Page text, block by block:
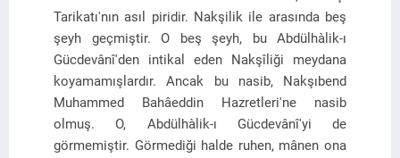
Tarikatı'nın asıl piridir. Nakşilik ile arasında beş
şeyh geçmiştir. O beş şeyh, bu Abdülhàlik-ı
Gücdevânî'den intikal eden Nakşîliği meydana
koyamamışlardır. Ancak bu nasib, Nakşıbend
Muhammed Bahâeddin Hazretleri'ne nasib
olmuş. O, Abdülhàlik-ı Gücdevânî'yi de
görmemiştir. Görmediği halde ruhen, mânen ona